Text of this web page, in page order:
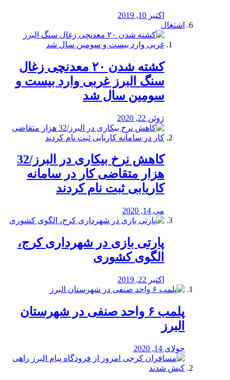
اکتبر 10, 2019
اشتغال
کشته شدن ۲۰ معدنچی زغال
سنگ البرز غربی وارد بیست و
سومین سال شد
ژوئن 22, 2020
کاهش نرخ بیکاری در البرز/32
هزار متقاضی کار در سامانه
کاریابی ثبت نام کردند
می 14, 2020
پارتی بازی در شهرداری کرج،
الگوی کشوری
اکتبر 22, 2019
پلمب ۶ واحد صنفی در شهرستان
البرز
جولای 14, 2020